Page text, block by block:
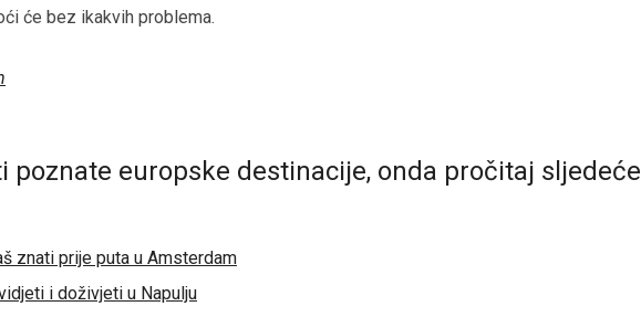
će bez ikakvih problema.
poznate europske destinacije, onda pročitaj sljedeće
znati prije puta u Amsterdam
i doživjeti u Napulju